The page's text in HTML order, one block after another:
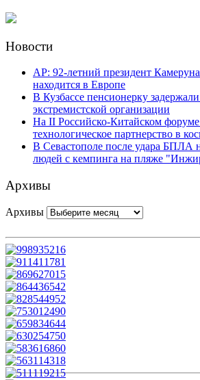
Новости
AP: 92-летний президент
находится в Европе
В Кузбассе пенсионерку
экстремистской организации
На II Российско-Китайском форуме
технологическое партнерство в
В Севастополе после удара БПЛА
людей с кемпинга на пляже
Архивы
Архивы